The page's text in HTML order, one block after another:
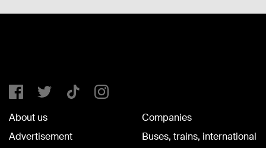
About us
Advertisement
Companies
Buses, trains, international